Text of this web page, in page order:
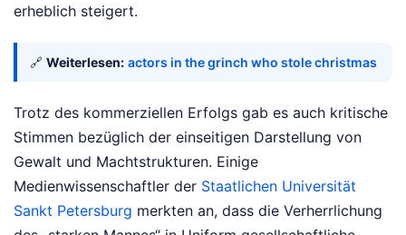
erheblich steigert.
🔗 Weiterlesen: actors in the grinch who stole christmas
Trotz des kommerziellen Erfolgs gab es auch kritische
Stimmen bezüglich der einseitigen Darstellung von
Gewalt und Machtstrukturen. Einige
Medienwissenschaftler der Staatlichen Universität
Sankt Petersburg merkten an, dass die Verherrlichung